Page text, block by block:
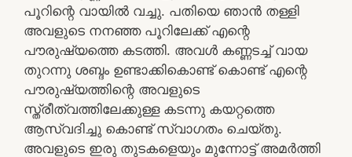
പൂറിന്റെ വായിൽ വച്ചു. പതിയെ ഞാൻ തള്ളി
അവളുടെ നനഞ്ഞ പൂറിലേക്ക് എന്റെ
പൗരുഷ്യത്തെ കടത്തി. അവൾ കണ്ണടച്ച് വായ
തുറന്നു ശബ്ദം ഉണ്ടാക്കികൊണ്ട് കൊണ്ട് എന്റെ
പൗരുഷ്യത്തിന്റെ അവളുടെ
സ്ത്രീത്വത്തിലേക്കുള്ള കടന്നു കയറ്റത്തെ
ആസ്വദിച്ചു കൊണ്ട് സ്വാഗതം ചെയ്‌തു.
അവളുടെ ഇരു തുടകളെയും മുന്നോട്ട് അമർത്തി